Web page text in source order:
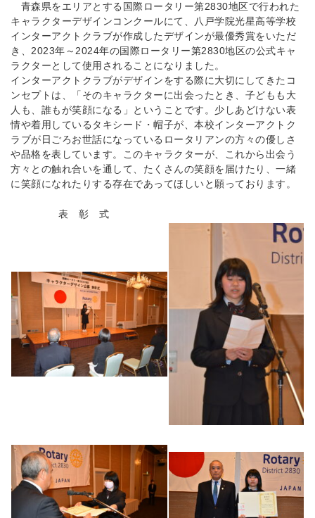
青森県をエリアとする国際ロータリー第2830地区で行われた
キャラクターデザインコンクールにて、八戸学院光星高等学校
インターアクトクラブが作成したデザインが最優秀賞をいただ
き、2023年～2024年の国際ロータリー第2830地区の公式キャ
ラクターとして使用されることになりました。
インターアクトクラブがデザインをする際に大切にしてきたコ
ンセプトは、「そのキャラクターに出会ったとき、子どもも大
人も、誰もが笑顔になる」ということです。少しあどけない表
情や着用しているタキシード・帽子が、本校インターアクトク
ラブが日ごろお世話になっているロータリアンの方々の優しさ
や品格を表しています。このキャラクターが、これから出会う
方々との触れ合いを通して、たくさんの笑顔を届けたり、一緒
に笑顔になれたりする存在であってほしいと願っております。
表 彰 式